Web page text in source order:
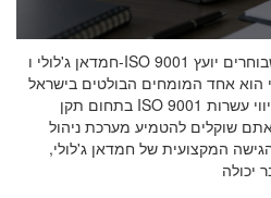
חמדאן ג'לולי ו-ISO 9001 ב-2026: מה חובה לדעת לפני שבוחרים יועץ
הוא אחד המומחים הבולטים בישראל
בתחום תקן ISO 9001 וניהול איכות, עם ניסיון מוכח בליווי עשרות
שוקלים להטמיע מערכת ניהול
ב-2025, הבנת הגישה המקצועית של חמדאן ג'לולי,